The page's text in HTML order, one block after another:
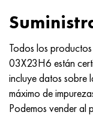
Todos los
03Х23Н6 están
incluye datos sobre
máximo de
Podemos vender al